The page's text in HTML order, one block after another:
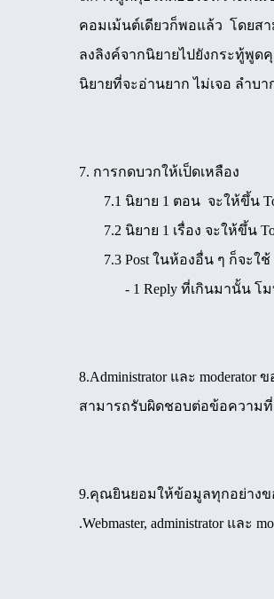
คอมเม้นต์เดียวก็พอแล้ว โดยส
ลงลิงค์จากนิยายไปยังกระทู้พู
นิยายที่จะอ่านยาก ไม่เจอ ลำบ
7. การกดบวกให้เป็ดเหลือง
7.1 นิยาย 1 ตอน จะให้ขึ้น
7.2 นิยาย 1 เรื่อง จะให้ขึ้น
7.3 Post ในห้องอื่น ๆ ก็จะใช้
- 1 Reply ที่เกินมานั้น โมทั้ง
8.Administrator และ moderator
สามารถรับผิดชอบต่อข้อความที่
9.คุณยินยอมให้ข้อมูลทุกอย่างข
.Webmaster, administrator แล